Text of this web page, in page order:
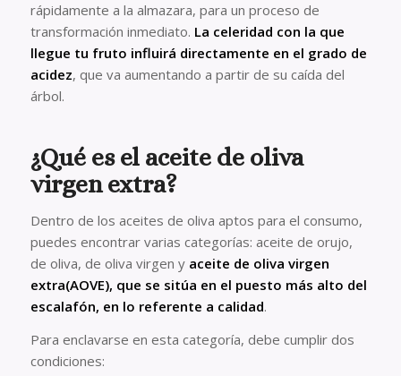
rápidamente a la almazara, para un proceso de
transformación inmediato. La celeridad con la que
llegue tu fruto influirá directamente en el grado de
acidez, que va aumentando a partir de su caída del
árbol.
¿Qué es el aceite de oliva
virgen extra?
Dentro de los aceites de oliva aptos para el consumo,
puedes encontrar varias categorías: aceite de orujo,
de oliva, de oliva virgen y aceite de oliva virgen
extra(AOVE), que se sitúa en el puesto más alto del
escalafón, en lo referente a calidad.
Para enclavarse en esta categoría, debe cumplir dos
condiciones: